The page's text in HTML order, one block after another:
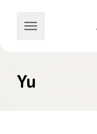
Yu